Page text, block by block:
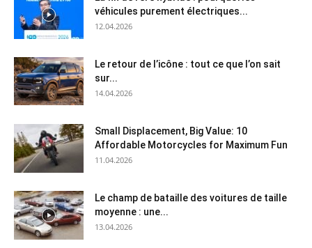
véhicules purement électriques...
12.04.2026
Le retour de l’icône : tout ce que l’on sait
sur...
14.04.2026
Small Displacement, Big Value: 10
Affordable Motorcycles for Maximum Fun
11.04.2026
Le champ de bataille des voitures de taille
moyenne : une...
13.04.2026